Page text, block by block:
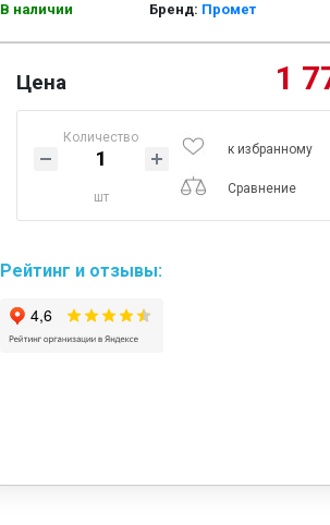
В наличии Бренд: Промет
Цена 1
Количество
шт
к избранному
Сравнение
Рейтинг и отзывы: